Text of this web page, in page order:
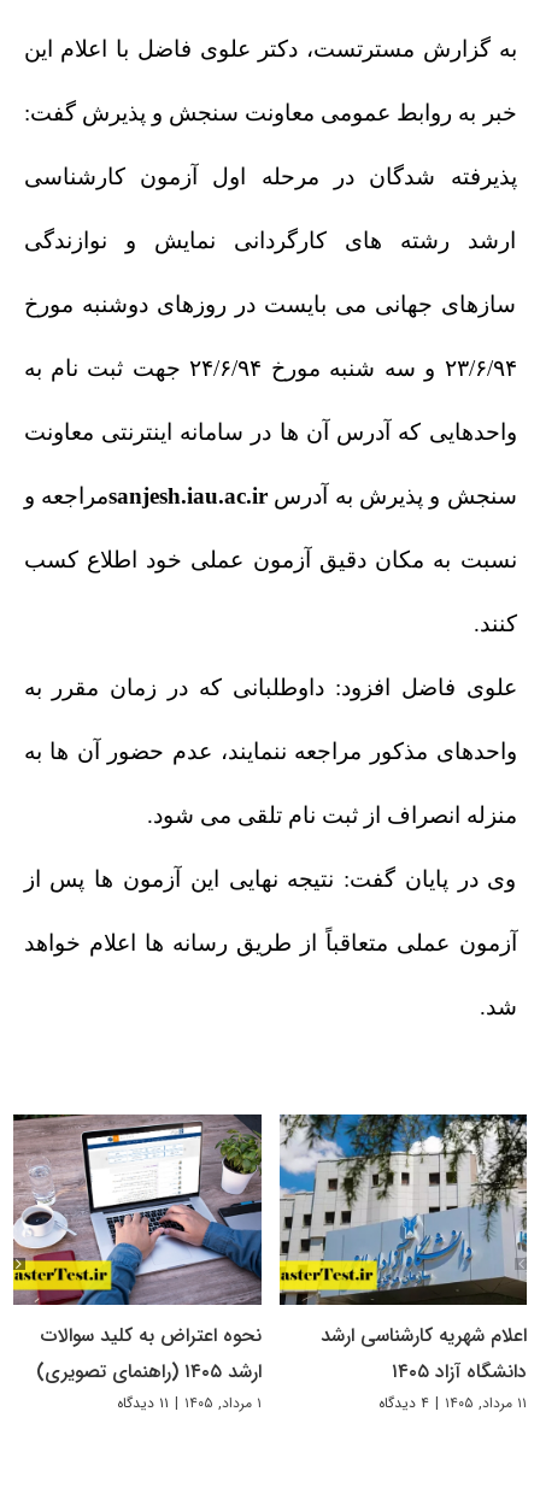
به گزارش مسترتست، دکتر علوی فاضل با اعلام این
خبر به روابط عمومی معاونت سنجش و پذیرش گفت:
پذیرفته شدگان در مرحله اول آزمون کارشناسی
ارشد رشته های کارگردانی نمایش و نوازندگی
سازهای جهانی می بایست در روزهای دوشنبه مورخ
۲۳/۶/۹۴ و سه شنبه مورخ ۲۴/۶/۹۴ جهت ثبت نام به
واحدهایی که آدرس آن ها در سامانه اینترنتی معاونت
سنجش و پذیرش به آدرسsanjesh.iau.ac.irمراجعه و
نسبت به مکان دقیق آزمون عملی خود اطلاع کسب
کنند.
علوی فاضل افزود: داوطلبانی که در زمان مقرر به
واحدهای مذکور مراجعه ننمایند، عدم حضور آن ها به
منزله انصراف از ثبت نام تلقی می شود.
وی در پایان گفت: نتیجه نهایی این آزمون ها پس از
آزمون عملی متعاقباً از طریق رسانه ها اعلام خواهد
شد.
اعلام شهریه کارشناسی ارشد
دانشگاه آزاد ۱۴۰۵
۱۱ مرداد, ۱۴۰۵ | ۴ دیدگاه
نحوه اعتراض به کلید سوالات
ارشد ۱۴۰۵ (راهنمای تصویری)
۱ مرداد, ۱۴۰۵ | ۱۱ دیدگاه